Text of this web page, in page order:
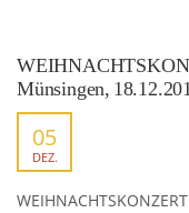
Münsingen,
05
DEZ.